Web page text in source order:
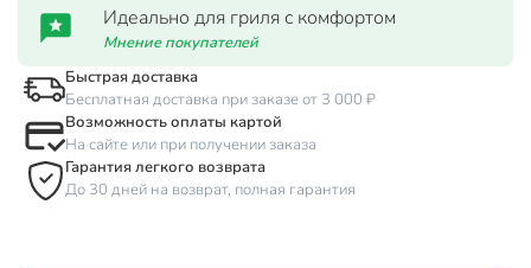
Идеально для гриля с комфортом
Мнение покупателей
Быстрая доставка
Бесплатная доставка при заказе от 3 000 ₽
Возможность оплаты картой
На сайте или при получении заказа
Гарантия легкого возврата
До 30 дней на возврат, полная гарантия